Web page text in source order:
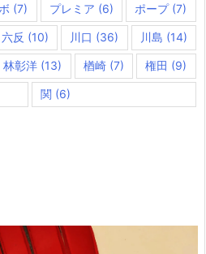
(7) プレミア (6) ポープ(7)
六反 (10) 川口 (36) 川島 (14)
林彰洋 (13) 楢崎(7) 権田 (9)
関 (6)